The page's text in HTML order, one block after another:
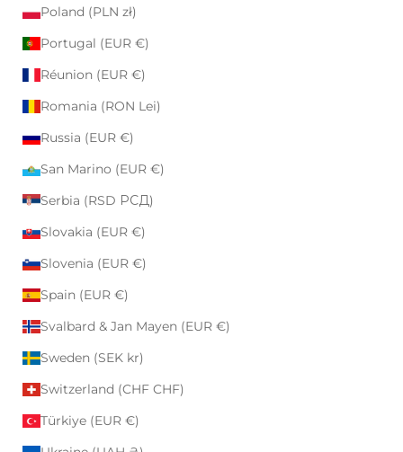
Poland (PLN zł)
Portugal (EUR €)
Réunion (EUR €)
Romania (RON Lei)
Russia (EUR €)
San Marino (EUR €)
Serbia (RSD РСД)
Slovakia (EUR €)
Slovenia (EUR €)
Spain (EUR €)
Svalbard & Jan Mayen (EUR €)
Sweden (SEK kr)
Switzerland (CHF CHF)
Türkiye (EUR €)